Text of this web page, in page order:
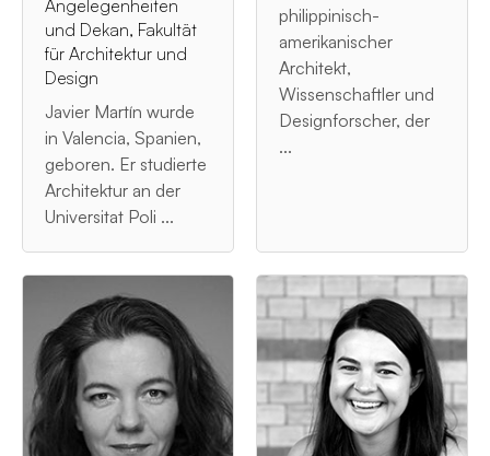
Angelegenheiten
und Dekan, Fakultät
für Architektur und
Design
Javier Martín wurde
in Valencia, Spanien,
geboren. Er studierte
Architektur an der
Universitat Poli ...
philippinisch-
amerikanischer
Architekt,
Wissenschaftler und
Designforscher, der
...